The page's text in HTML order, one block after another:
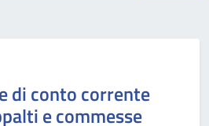
di conto corrente
e commesse